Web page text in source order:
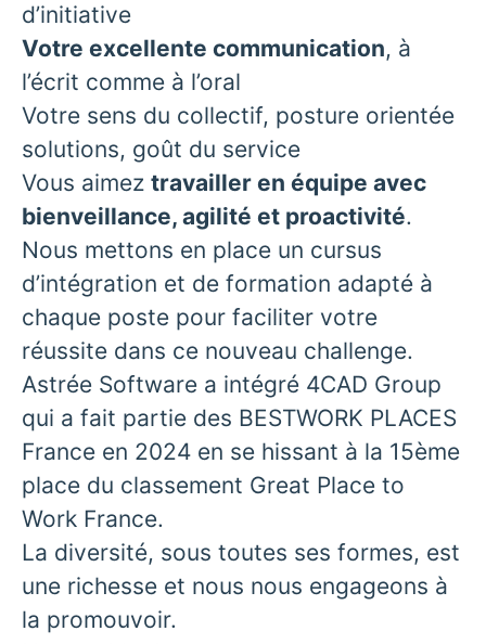
d’initiative
Votre excellente communication, à
l’écrit comme à l’oral
Votre sens du collectif, posture orientée
solutions, goût du service
Vous aimez travailler en équipe avec
bienveillance, agilité et proactivité.
Nous mettons en place un cursus
d’intégration et de formation adapté à
chaque poste pour faciliter votre
réussite dans ce nouveau challenge.
Astrée Software a intégré 4CAD Group
qui a fait partie des BESTWORK PLACES
France en 2024 en se hissant à la 15ème
place du classement Great Place to
Work France.
La diversité, sous toutes ses formes, est
une richesse et nous nous engageons à
la promouvoir.